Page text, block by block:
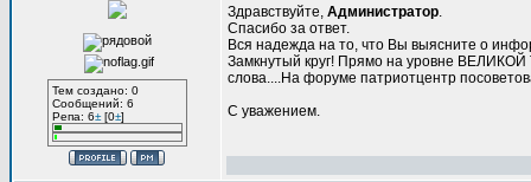
Тем создано: 0
Сообщений: 6
Репа: 6±[0±]
Здравствуйте, Администратор.
Спасибо за ответ.
Вся надежда на то, что Вы выясните о
Замкнутый круг! Прямо на уровне
слова....На форуме патриотцентр
С уважением.